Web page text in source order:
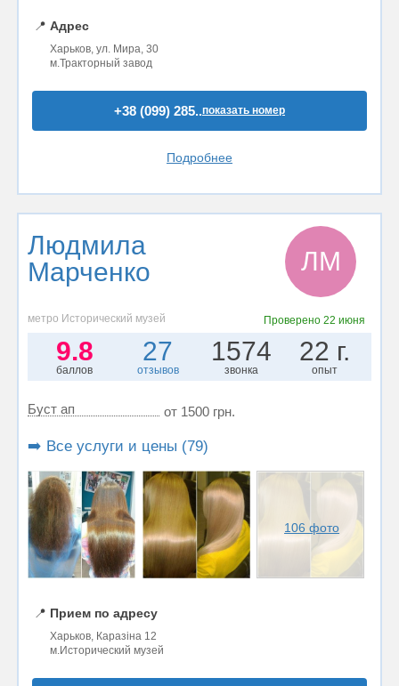
📍 Адрес
Харьков, ул. Мира, 30
м.Тракторный завод
+38 (099) 285..показать номер
Подробнее
Людмила
Марченко
ЛМ
метро Исторический музей Проверено 22 июня
9.8
баллов
27
отзывов
1574
звонка
22 г.
опыт
Буст ап от 1500 грн.
➡️ Все услуги и цены (79)
106 фото
📍 Прием по адресу
Харьков, Каразіна 12
м.Исторический музей